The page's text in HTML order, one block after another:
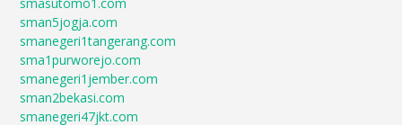
smasutomo1.com
sman5jogja.com
smanegeri1tangerang.com
sma1purworejo.com
smanegeri1jember.com
sman2bekasi.com
smanegeri47jkt.com